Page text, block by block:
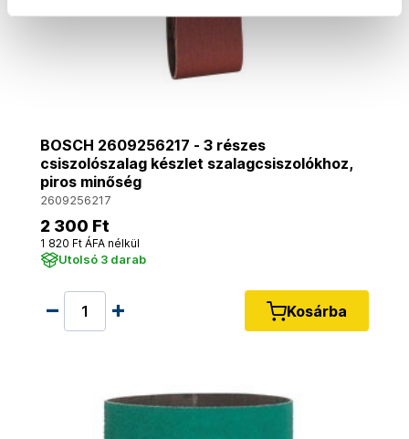
BOSCH 2609256217 - 3 részes
csiszolószalag készlet szalagcsiszolókhoz,
piros minőség
2609256217
2 300 Ft
1 820 Ft ÁFA nélkül
Utolsó 3 darab
Kosárba